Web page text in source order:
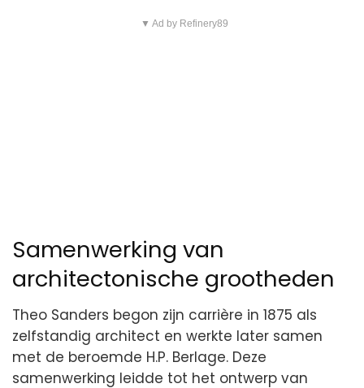
▼ Ad by Refinery89
Samenwerking van
architectonische grootheden
Theo Sanders begon zijn carrière in 1875 als
zelfstandig architect en werkte later samen
met de beroemde H.P. Berlage. Deze
samenwerking leidde tot het ontwerp van